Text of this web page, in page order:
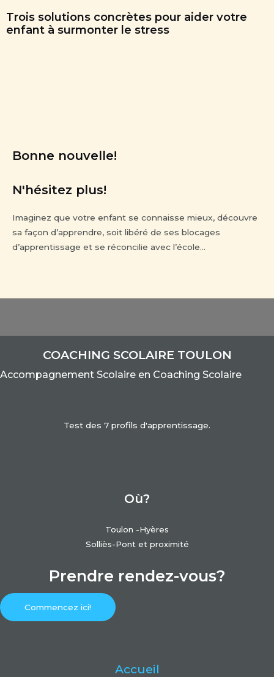
Trois solutions concrètes pour aider votre
enfant à surmonter le stress
Bonne nouvelle!
N'hésitez plus!
Imaginez que votre enfant se connaisse mieux, découvre
sa façon d’apprendre, soit libéré de ses blocages
d’apprentissage et se réconcilie avec l’école…
COACHING SCOLAIRE TOULON
Accompagnement Scolaire en Coaching Scolaire
Test des 7 profils d'apprentissage.
Où?
Toulon -Hyères
Solliès-Pont et proximité
Prendre rendez-vous?
Commencez ici!
Accueil